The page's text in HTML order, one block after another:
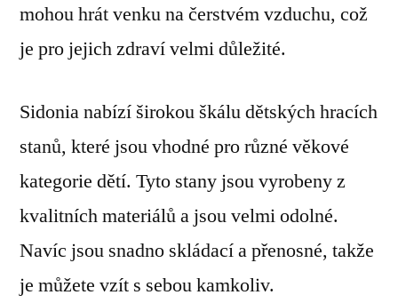
mohou hrát venku na čerstvém vzduchu, což
je pro jejich zdraví velmi důležité.
Sidonia nabízí širokou škálu dětských hracích
stanů, které jsou vhodné pro různé věkové
kategorie dětí. Tyto stany jsou vyrobeny z
kvalitních materiálů a jsou velmi odolné.
Navíc jsou snadno skládací a přenosné, takže
je můžete vzít s sebou kamkoliv.